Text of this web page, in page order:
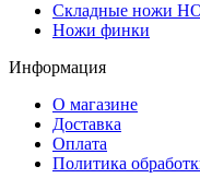
Складные ножи
Ножи финки
Информация
О магазине
Доставка
Оплата
Политика